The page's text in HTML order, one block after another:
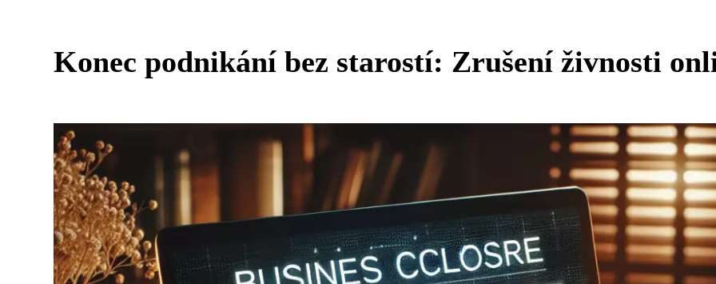
Konec podnikání bez starostí: Zrušení živnosti